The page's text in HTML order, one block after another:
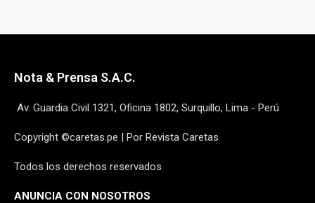
Nota & Prensa S.A.C.
Av. Guardia Civil 1321, Oficina 1802, Surquillo, Lima - Perú
Copyright ©caretas.pe | Por Revista Caretas
Todos los derechos reservados
ANUNCIA CON NOSOTROS